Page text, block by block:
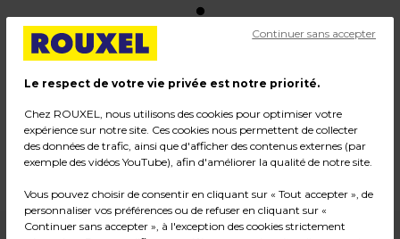
HB - Paquet de 10
Code : 1191
Matière : Bois
Le respect de votre vie privée est notre priorité.
Chez ROUXEL, nous utilisons des cookies pour optimiser votre
expérience sur notre site. Ces cookies nous permettent de collecter
des données de trafic, ainsi que d'afficher des contenus externes (par
exemple des vidéos YouTube), afin d'améliorer la qualité de notre site.
Vous pouvez choisir de consentir en cliquant sur « Tout accepter », de
personnaliser vos préférences ou de refuser en cliquant sur «
Continuer sans accepter », à l'exception des cookies strictement
Continuer sans accepter